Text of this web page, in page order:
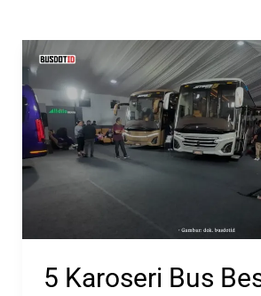
5 Karoseri Bus